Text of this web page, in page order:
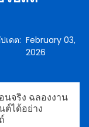
เดต: February 03,
2026
จริง ฉลองงาน
ต์ได้อย่าง